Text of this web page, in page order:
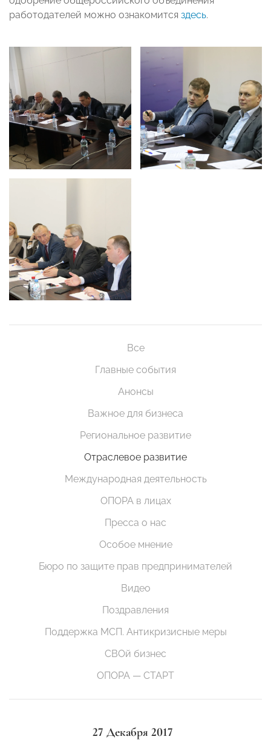
работодателей можно ознакомится здесь.
Все
Главные события
Анонсы
Важное для бизнеса
Региональное развитие
Отраслевое развитие
Международная деятельность
ОПОРА в лицах
Пресса о нас
Особое мнение
Бюро по защите прав предпринимателей
Видео
Поздравления
Поддержка МСП. Антикризисные меры
СВОй бизнес
ОПОРА — СТАРТ
27 Декабря 2017